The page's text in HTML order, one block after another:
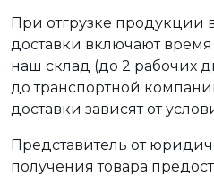
При отгрузке продукции
доставки включают время
наш склад (до 2 рабочих
до транспортной
доставки зависят от
Представитель от
получения товара